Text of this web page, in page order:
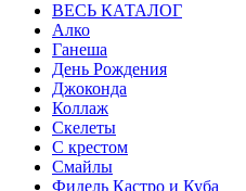
ВЕСЬ КАТАЛОГ
Алко
Ганеша
День Рождения
Джоконда
Коллаж
Скелеты
С крестом
Смайлы
Фидель Кастро и Куба